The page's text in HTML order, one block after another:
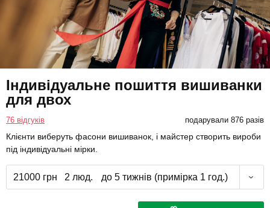
Індивідуальне пошиття вишиванки
для двох
76 відгуків подарували 876 разів
Клієнти виберуть фасони вишиванок, і майстер створить вироби
під індивідуальні мірки.
21000 грн 2 люд. до 5 тижнів (примірка 1 год.)